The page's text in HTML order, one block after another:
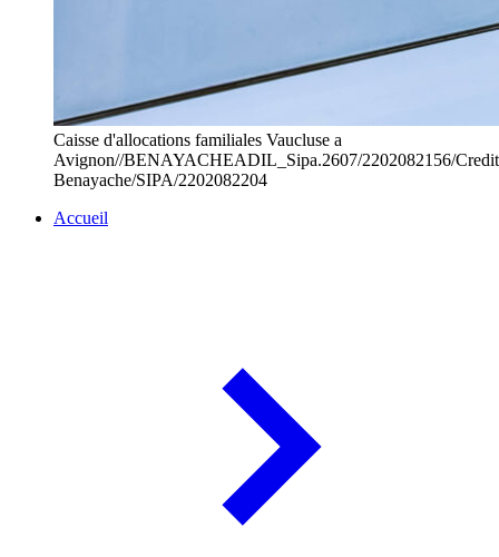
Caisse d'allocations familiales Vaucluse a
Avignon//BENAYACHEADIL_Sipa.2607/2202082156/
Benayache/SIPA/2202082204
Accueil